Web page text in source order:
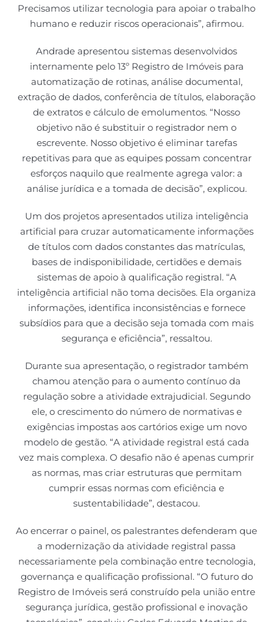
Precisamos utilizar tecnologia para apoiar o trabalho
humano e reduzir riscos operacionais”, afirmou.
Andrade apresentou sistemas desenvolvidos
internamente pelo 13º Registro de Imóveis para
automatização de rotinas, análise documental,
extração de dados, conferência de títulos, elaboração
de extratos e cálculo de emolumentos. “Nosso
objetivo não é substituir o registrador nem o
escrevente. Nosso objetivo é eliminar tarefas
repetitivas para que as equipes possam concentrar
esforços naquilo que realmente agrega valor: a
análise jurídica e a tomada de decisão”, explicou.
Um dos projetos apresentados utiliza inteligência
artificial para cruzar automaticamente informações
de títulos com dados constantes das matrículas,
bases de indisponibilidade, certidões e demais
sistemas de apoio à qualificação registral. “A
inteligência artificial não toma decisões. Ela organiza
informações, identifica inconsistências e fornece
subsídios para que a decisão seja tomada com mais
segurança e eficiência”, ressaltou.
Durante sua apresentação, o registrador também
chamou atenção para o aumento contínuo da
regulação sobre a atividade extrajudicial. Segundo
ele, o crescimento do número de normativas e
exigências impostas aos cartórios exige um novo
modelo de gestão. “A atividade registral está cada
vez mais complexa. O desafio não é apenas cumprir
as normas, mas criar estruturas que permitam
cumprir essas normas com eficiência e
sustentabilidade”, destacou.
Ao encerrar o painel, os palestrantes defenderam que
a modernização da atividade registral passa
necessariamente pela combinação entre tecnologia,
governança e qualificação profissional. “O futuro do
Registro de Imóveis será construído pela união entre
segurança jurídica, gestão profissional e inovação